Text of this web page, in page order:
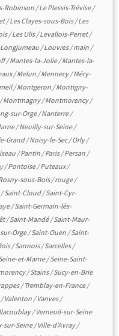
Robinson/Le Plessis-Trévise/
/Les Clayes-sous-Bois/Les
/Les Ulis/Levallois-Perret/
Longjumeau /Louvres/main /
/Mantes-la-Jolie/Mantes-la-
/Melun /Mennecy/Méry-
/Montgeron /Montigny-
/Montmagny/Montmorency/
sur-Orge/Nanterre/
/Neuilly-sur-Seine/
Grand/Noisy-le-Sec/Orly/
/Pantin /Paris/Persan /
/Pontoise/Puteaux/
sous-Bois/rouge/
/Saint-Cloud/Saint-Cyr-
/Saint-Germain-lès-
/Saint-Mandé/Saint-Maur-
Orge/Saint-Ouen /Saint-
/Sannois/Sarcelles/
et-Marne/Seine-Saint-
/Stains/Sucy-en-Brie
/Tremblay-en-France/
/Valenton /Vanves/
/Verneuil-sur-Seine
sur-Seine/Ville-d'Avray/